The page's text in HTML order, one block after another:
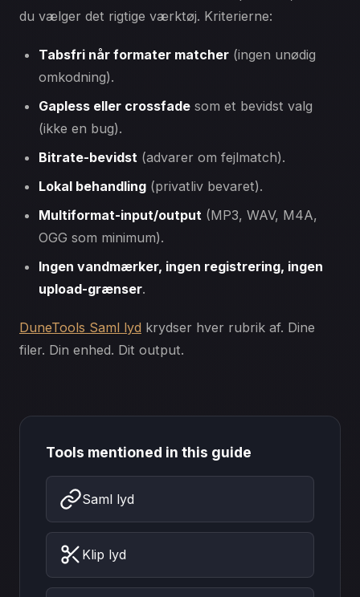
du vælger det rigtige værktøj. Kriterierne:
Tabsfri når formater matcher (ingen unødig
omkodning).
Gapless eller crossfade som et bevidst valg
(ikke en bug).
Bitrate-bevidst (advarer om fejlmatch).
Lokal behandling (privatliv bevaret).
Multiformat-input/output (MP3, WAV, M4A,
OGG som minimum).
Ingen vandmærker, ingen registrering, ingen
upload-grænser.
DuneTools Saml lyd krydser hver rubrik af. Dine
filer. Din enhed. Dit output.
Tools mentioned in this guide
Saml lyd
Klip lyd